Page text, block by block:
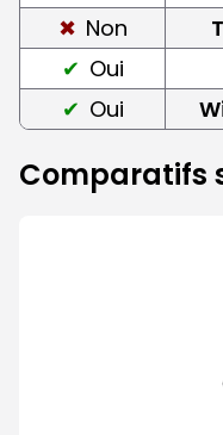
Non
Oui
Oui
Comparatifs